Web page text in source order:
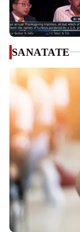
SANATATE